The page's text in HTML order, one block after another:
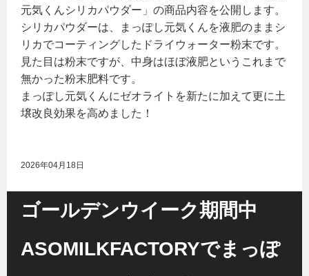
元気くんシリカパウダー」の商品内容を公開します。
シリカパウダーは、まっぽし元気くんを液肥のままシ
リカでコーティングしたドライウォーター粉末です。
見た目は粉末ですが、中身はほぼ液肥というこれまで
無かった粉末肥料です。
まっぽし元気くんにゼオライトを新たに加えて更に土
壌改良効果を高めました！
2026年04月18日
ゴールデンウイーク期間中
ASOMILKFACTORYでまっぽ